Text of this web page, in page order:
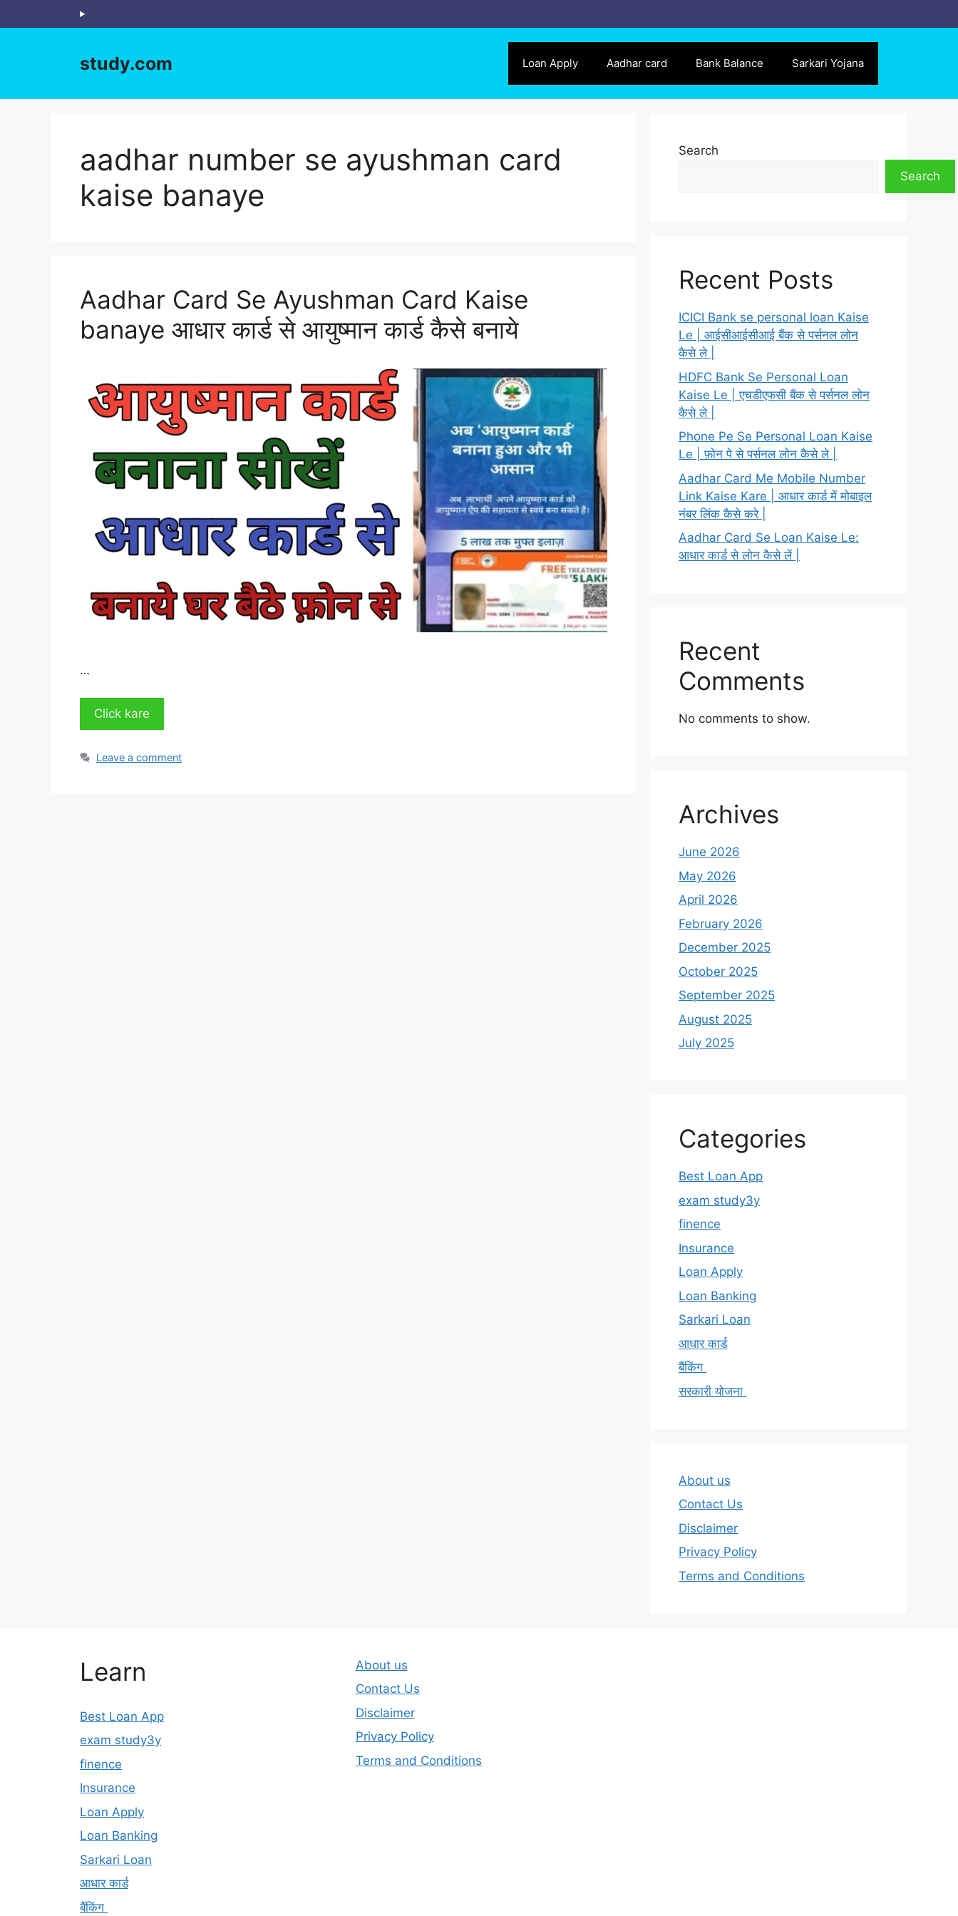
to
study.com Loan Apply Aadhar card Bank Balance Sarkari Yojana
aadhar number se ayushman card
kaise banaye
Aadhar Card Se Ayushman Card Kaise
banaye आधार कार्ड से आयुष्मान कार्ड कैसे बनाये
…
Click kare
Leave a comment
Search
Search
Recent Posts
ICICI Bank se personal loan Kaise
Le | आईसीआईसीआई बैंक से पर्सनल लोन
कैसे ले |
HDFC Bank Se Personal Loan
Kaise Le | एचडीएफसी बैंक से पर्सनल लोन
कैसे ले |
Phone Pe Se Personal Loan Kaise
Le | फ़ोन पे से पर्सनल लोन कैसे ले |
Aadhar Card Me Mobile Number
Link Kaise Kare | आधार कार्ड में मोबाइल
नंबर लिंक कैसे करे |
Aadhar Card Se Loan Kaise Le:
आधार कार्ड से लोन कैसे लें |
Recent
Comments
No comments to show.
Archives
June 2026
May 2026
April 2026
February 2026
December 2025
October 2025
September 2025
August 2025
July 2025
Categories
Best Loan App
exam study3y
finence
Insurance
Loan Apply
Loan Banking
Sarkari Loan
आधार कार्ड
बैंकिंग
सरकारी योजना
About us
Contact Us
Disclaimer
Privacy Policy
Terms and Conditions
Learn
Best Loan App
exam study3y
finence
Insurance
Loan Apply
Loan Banking
Sarkari Loan
आधार कार्ड
बैंकिंग
About us
Contact Us
Disclaimer
Privacy Policy
Terms and Conditions